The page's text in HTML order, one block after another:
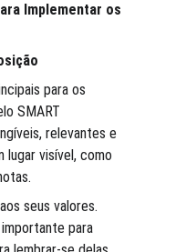
Implementar os
para os
SMART
relevantes e
lugar visível, como
seus valores.
para